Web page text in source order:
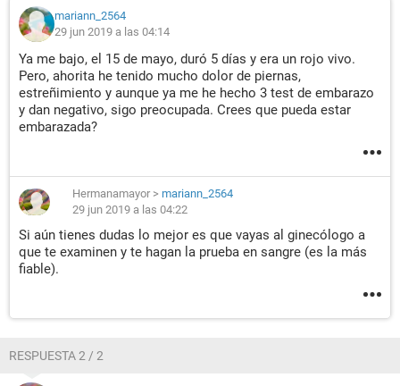
mariann_2564
29 jun 2019 a las 04:14
Ya me bajo, el 15 de mayo, duró 5 días y era un rojo vivo.
Pero, ahorita he tenido mucho dolor de piernas,
estreñimiento y aunque ya me he hecho 3 test de embarazo
y dan negativo, sigo preocupada. Crees que pueda estar
embarazada?
Hermanamayor > mariann_2564
29 jun 2019 a las 04:22
Si aún tienes dudas lo mejor es que vayas al ginecólogo a
que te examinen y te hagan la prueba en sangre (es la más
fiable).
RESPUESTA 2 / 2